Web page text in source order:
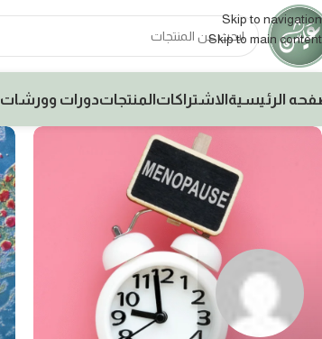
Skip to navigation
Skip to main content
الرئيسيةالاشتراكاتالمنتجاتدورات وورشات